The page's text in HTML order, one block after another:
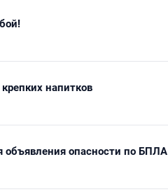
напитков
объявления опасности по БПЛА